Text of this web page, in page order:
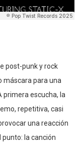
post-punk y rock
máscara para una
primera escucha, la
repetitiva, casi
una reacción
la canción